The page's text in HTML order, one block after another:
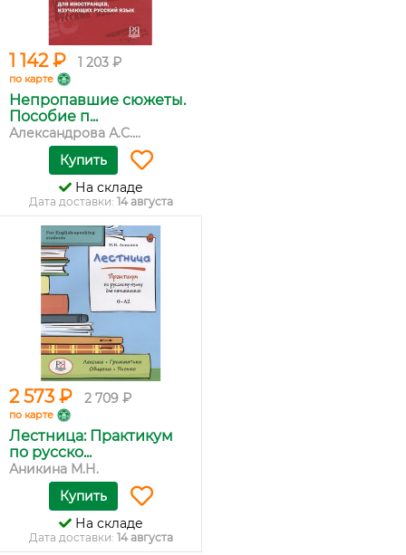
1 142 ₽ 1 203 ₽
по карте
Непропавшие сюжеты.
Пособие п...
Александрова А.С....
Купить
На складе
Дата доставки: 14 августа
2 573 ₽ 2 709 ₽
по карте
Лестница: Практикум
по русско...
Аникина М.Н.
Купить
На складе
Дата доставки: 14 августа